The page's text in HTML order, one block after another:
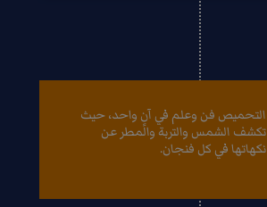
التحميص فن وعلم في آنٍ واحد، حيث
تكشف الشمس والتربة والمطر عن
نكهاتها في كل فنجان.